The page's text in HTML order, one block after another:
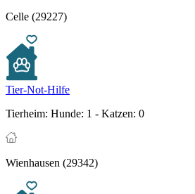
Celle (29227)
Tier-Not-Hilfe
Tierheim: Hunde: 1 - Katzen: 0
Wienhausen (29342)